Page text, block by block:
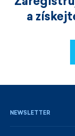
a
NEWSLETTER